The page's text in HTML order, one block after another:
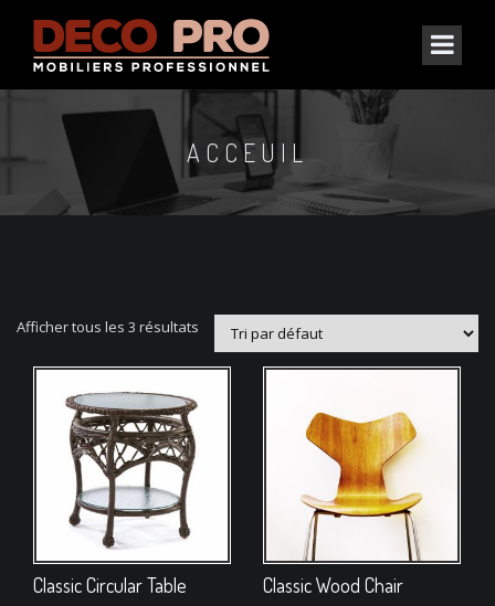
ACCEUIL
Afficher tous les 3 résultats
Classic Circular Table
Classic Wood Chair